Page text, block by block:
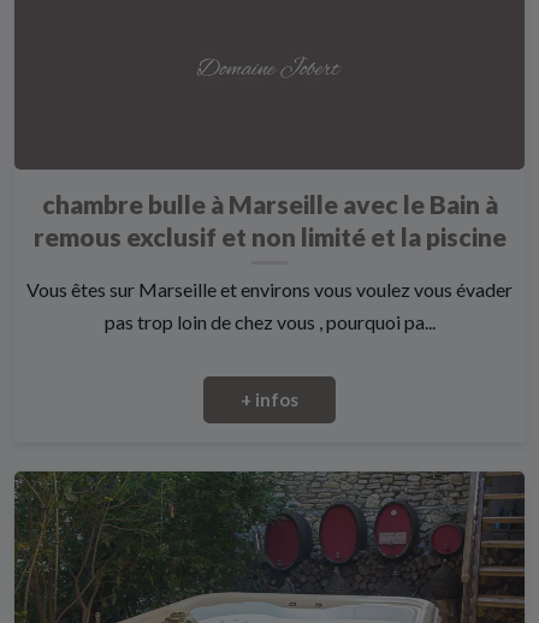
chambre bulle à Marseille avec le Bain à
remous exclusif et non limité et la piscine
Vous êtes sur Marseille et environs vous voulez vous évader
pas trop loin de chez vous , pourquoi pa...
+ infos